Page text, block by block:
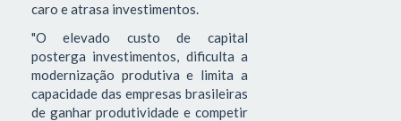
caro e atrasa investimentos.
"O elevado custo de capital
posterga investimentos, dificulta a
modernização produtiva e limita a
capacidade das empresas brasileiras
de ganhar produtividade e competir